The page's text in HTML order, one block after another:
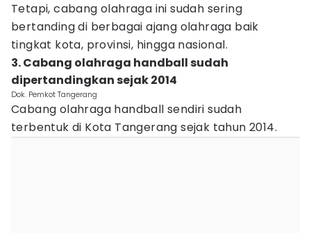
Tetapi, cabang olahraga ini sudah sering
bertanding di berbagai ajang olahraga baik
tingkat kota, provinsi, hingga nasional.
3. Cabang olahraga handball sudah
dipertandingkan sejak 2014
Dok. Pemkot Tangerang
Cabang olahraga handball sendiri sudah
terbentuk di Kota Tangerang sejak tahun 2014.